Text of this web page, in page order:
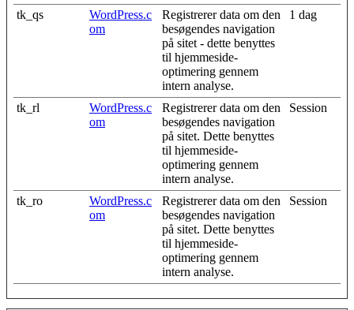
tk_qs
WordPress.c
om
Registrerer data om den
besøgendes navigation
på sitet - dette benyttes
til hjemmeside‐
optimering gennem
intern analyse.
1 dag
tk_rl
WordPress.c
om
Registrerer data om den
besøgendes navigation
på sitet. Dette benyttes
til hjemmeside‐
optimering gennem
intern analyse.
Session
tk_ro
WordPress.c
om
Registrerer data om den
besøgendes navigation
på sitet. Dette benyttes
til hjemmeside‐
optimering gennem
intern analyse.
Session